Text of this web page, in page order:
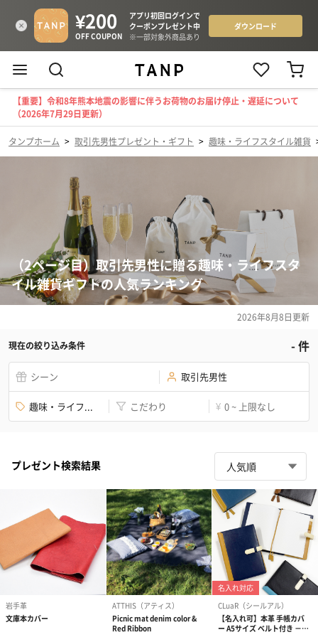
【重要】令和8年熊本地震の影響に伴うお荷物のお届け停止・遅延について
（2026年7月29日更新）
タンプホーム > 取引先男性プレゼント・ギフト > 趣味・ライフスタイル雑貨
（2ページ目）取引先男性に贈る趣味・ライフスタ
イル雑貨ギフトの人気ランキング
2026年8月8日更新
現在の絞り込み条件 -件
シーン 取引先男性
趣味・ライフ... こだわり ¥ 0 ~ 上限なし
プレゼント検索結果